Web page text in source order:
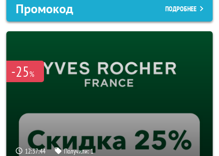
Промокод ПОДРОБНЕЕ
-25%
12:37:43 Получили:1